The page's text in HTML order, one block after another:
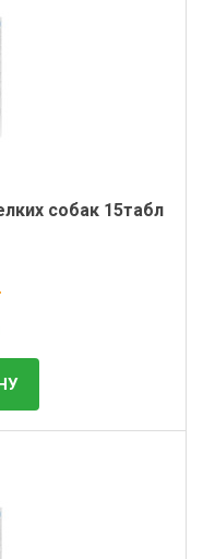
собак 15табл